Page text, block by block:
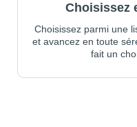
Choisissez
Choisissez parmi une
et avancez en toute
fait un